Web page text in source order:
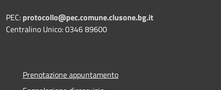
PEC: protocollo@pec.comune.clusone.bg.it
Centralino Unico: 0346 89600
Prenotazione appuntamento